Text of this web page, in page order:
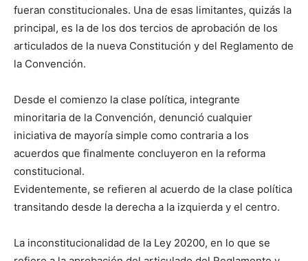
fueran constitucionales. Una de esas limitantes, quizás la
principal, es la de los dos tercios de aprobación de los
articulados de la nueva Constitución y del Reglamento de
la Convención.
Desde el comienzo la clase política, integrante
minoritaria de la Convención, denunció cualquier
iniciativa de mayoría simple como contraria a los
acuerdos que finalmente concluyeron en la reforma
constitucional.
Evidentemente, se refieren al acuerdo de la clase política
transitando desde la derecha a la izquierda y el centro.
La inconstitucionalidad de la Ley 20200, en lo que se